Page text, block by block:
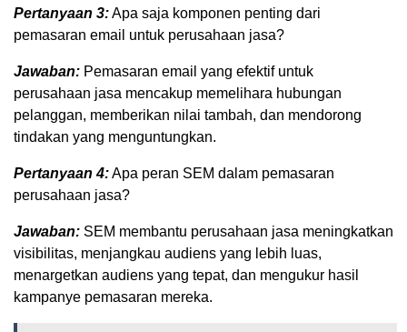
Pertanyaan 3:Apa saja komponen penting dari
pemasaran email untuk perusahaan jasa?
Jawaban: Pemasaran email yang efektif untuk
perusahaan jasa mencakup memelihara hubungan
pelanggan, memberikan nilai tambah, dan mendorong
tindakan yang menguntungkan.
Pertanyaan 4:Apa peran SEM dalam pemasaran
perusahaan jasa?
Jawaban: SEM membantu perusahaan jasa meningkatkan
visibilitas, menjangkau audiens yang lebih luas,
menargetkan audiens yang tepat, dan mengukur hasil
kampanye pemasaran mereka.